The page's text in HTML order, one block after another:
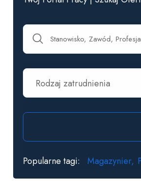
Rodzaj zatrudnienia
Popularne tagi: Magazynier